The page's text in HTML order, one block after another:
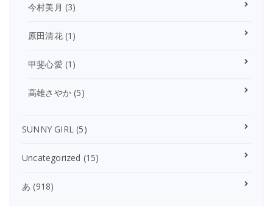
今村美月 (3)
原田清花(1)
甲斐心愛 (1)
高雄さやか (5)
SUNNY GIRL (5)
Uncategorized (15)
あ (918)